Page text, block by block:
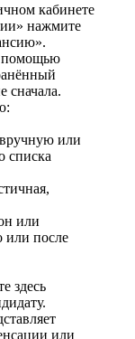
кабинете
нажмите
помощью
сначала.
или
списка
или
или после
здесь
или